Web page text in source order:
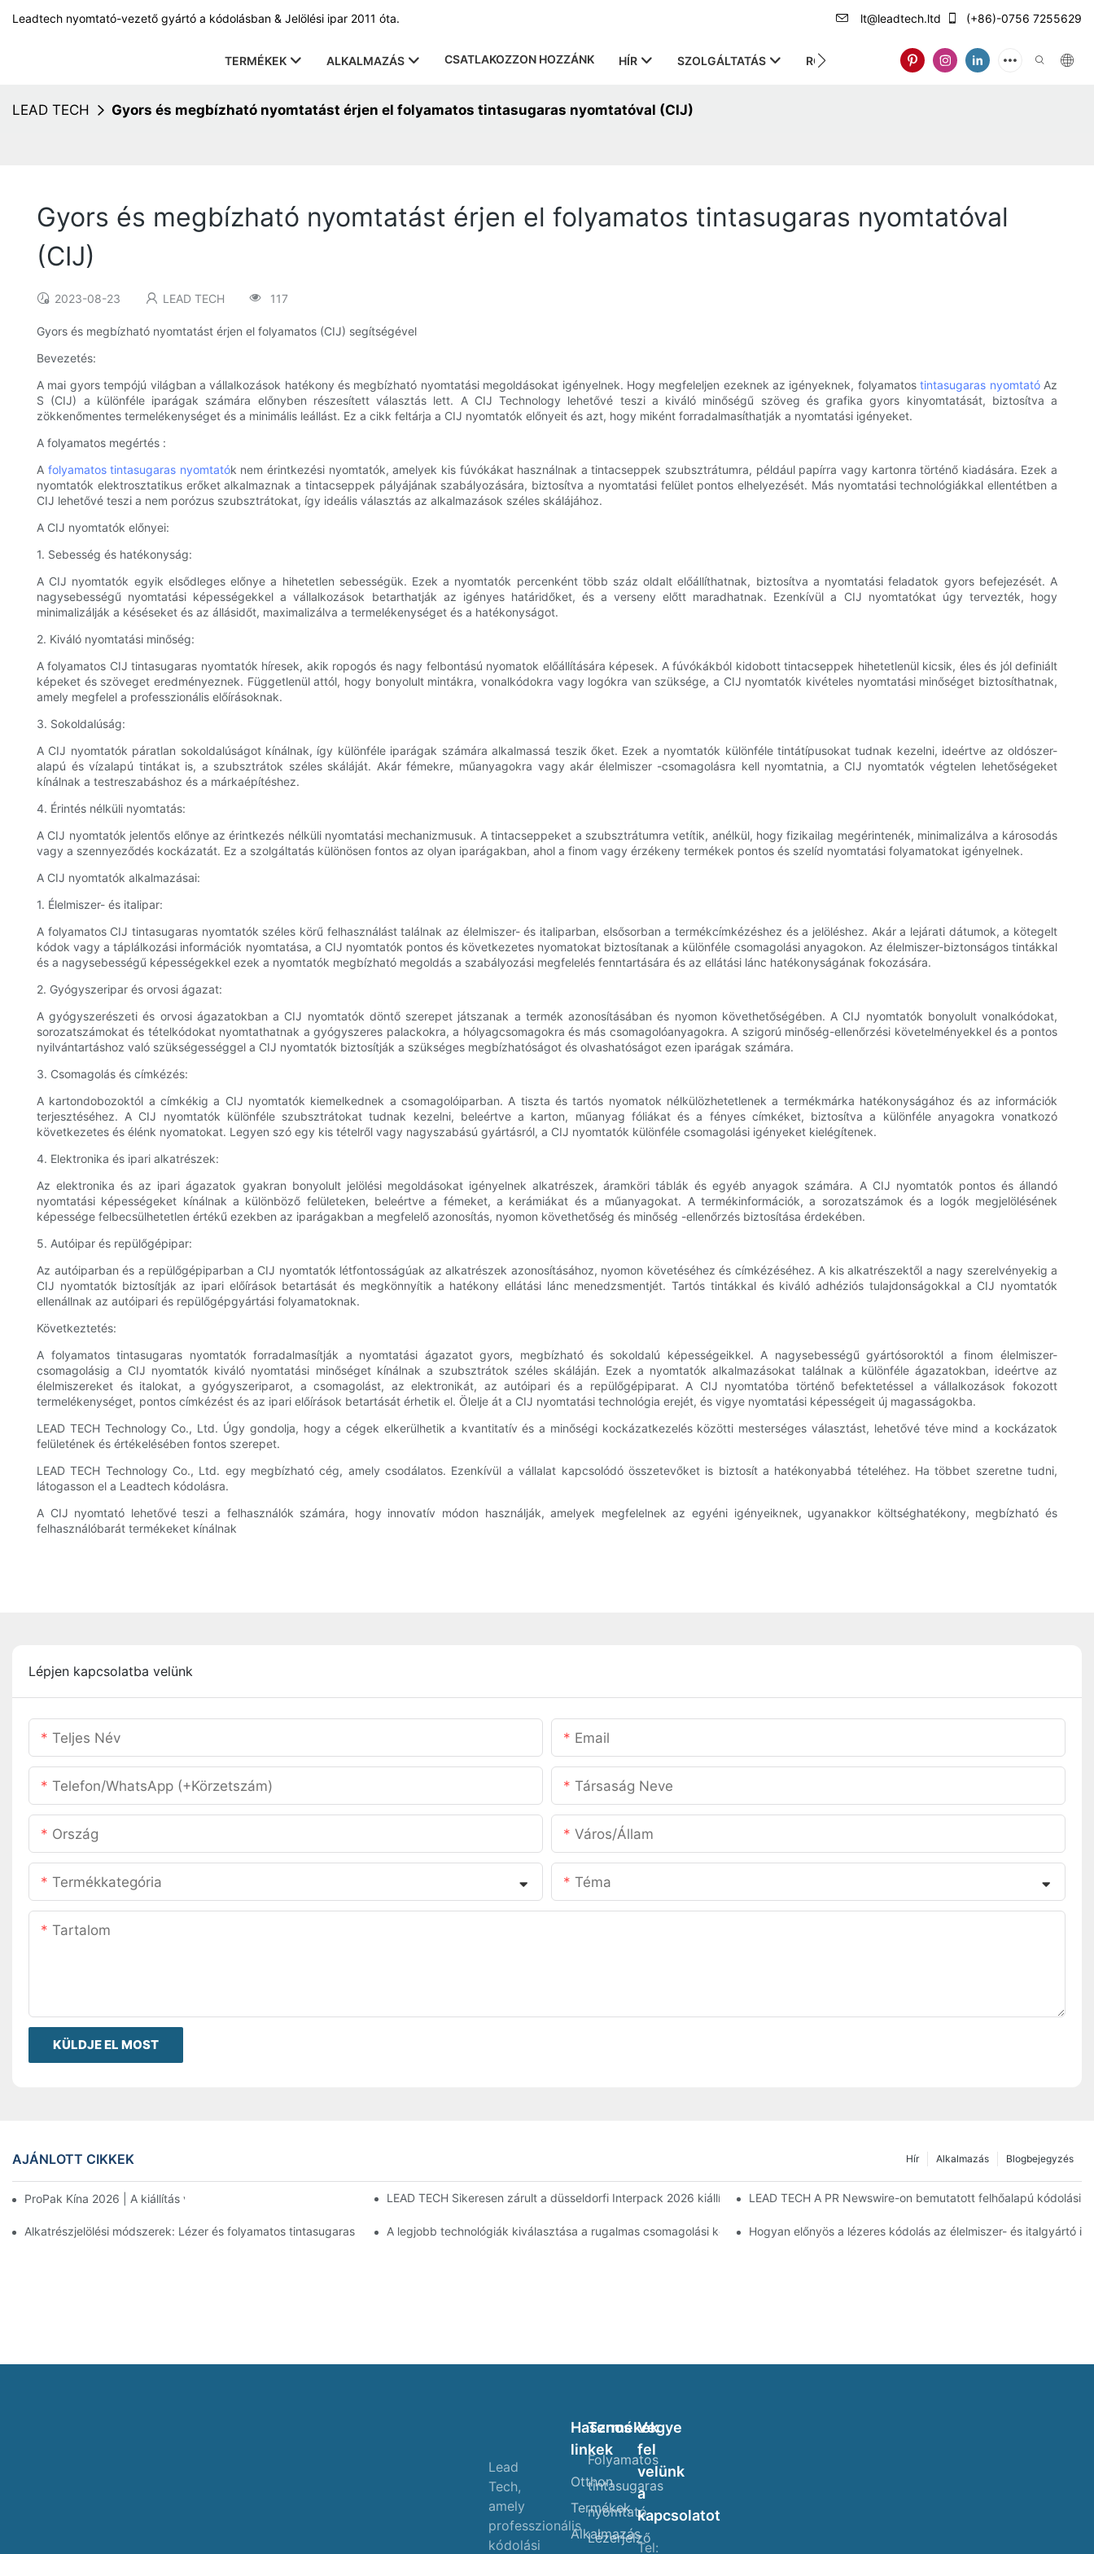
Leadtech nyomtató-vezető gyártó a kódolásban & Jelölési ipar 2011 óta. lt@leadtech.ltd (+86)-0756 7255629
TERMÉKEK ALKALMAZÁS CSATLAKOZZON HOZZÁNK HÍR SZOLGÁLTATÁS RÓLUNK
LEAD TECH Gyors és megbízható nyomtatást érjen el folyamatos tintasugaras nyomtatóval (CIJ)
Gyors és megbízható nyomtatást érjen el folyamatos tintasugaras nyomtatóval
(CIJ)
2023-08-23 LEAD TECH 117
Gyors és megbízható nyomtatást érjen el folyamatos (CIJ) segítségével
Bevezetés:
A mai gyors tempójú világban a vállalkozások hatékony és megbízható nyomtatási megoldásokat igényelnek. Hogy megfeleljen ezeknek az igényeknek, folyamatostintasugaras nyomtató Az
S (CIJ) a különféle iparágak számára előnyben részesített választás lett. A CIJ Technology lehetővé teszi a kiváló minőségű szöveg és grafika gyors kinyomtatását, biztosítva a
zökkenőmentes termelékenységet és a minimális leállást. Ez a cikk feltárja a CIJ nyomtatók előnyeit és azt, hogy miként forradalmasíthatják a nyomtatási igényeket.
A folyamatos megértés :
A folyamatos tintasugaras nyomtatók nem érintkezési nyomtatók, amelyek kis fúvókákat használnak a tintacseppek szubsztrátumra, például papírra vagy kartonra történő kiadására. Ezek a
nyomtatók elektrosztatikus erőket alkalmaznak a tintacseppek pályájának szabályozására, biztosítva a nyomtatási felület pontos elhelyezését. Más nyomtatási technológiákkal ellentétben a
CIJ lehetővé teszi a nem porózus szubsztrátokat, így ideális választás az alkalmazások széles skálájához.
A CIJ nyomtatók előnyei:
1. Sebesség és hatékonyság:
A CIJ nyomtatók egyik elsődleges előnye a hihetetlen sebességük. Ezek a nyomtatók percenként több száz oldalt előállíthatnak, biztosítva a nyomtatási feladatok gyors befejezését. A
nagysebességű nyomtatási képességekkel a vállalkozások betarthatják az igényes határidőket, és a verseny előtt maradhatnak. Ezenkívül a CIJ nyomtatókat úgy tervezték, hogy
minimalizálják a késéseket és az állásidőt, maximalizálva a termelékenységet és a hatékonyságot.
2. Kiváló nyomtatási minőség:
A folyamatos CIJ tintasugaras nyomtatók híresek, akik ropogós és nagy felbontású nyomatok előállítására képesek. A fúvókákból kidobott tintacseppek hihetetlenül kicsik, éles és jól definiált
képeket és szöveget eredményeznek. Függetlenül attól, hogy bonyolult mintákra, vonalkódokra vagy logókra van szüksége, a CIJ nyomtatók kivételes nyomtatási minőséget biztosíthatnak,
amely megfelel a professzionális előírásoknak.
3. Sokoldalúság:
A CIJ nyomtatók páratlan sokoldalúságot kínálnak, így különféle iparágak számára alkalmassá teszik őket. Ezek a nyomtatók különféle tintátípusokat tudnak kezelni, ideértve az oldószer-
alapú és vízalapú tintákat is, a szubsztrátok széles skáláját. Akár fémekre, műanyagokra vagy akár élelmiszer -csomagolásra kell nyomtatnia, a CIJ nyomtatók végtelen lehetőségeket
kínálnak a testreszabáshoz és a márkaépítéshez.
4. Érintés nélküli nyomtatás:
A CIJ nyomtatók jelentős előnye az érintkezés nélküli nyomtatási mechanizmusuk. A tintacseppeket a szubsztrátumra vetítik, anélkül, hogy fizikailag megérintenék, minimalizálva a károsodás
vagy a szennyeződés kockázatát. Ez a szolgáltatás különösen fontos az olyan iparágakban, ahol a finom vagy érzékeny termékek pontos és szelíd nyomtatási folyamatokat igényelnek.
A CIJ nyomtatók alkalmazásai:
1. Élelmiszer- és italipar:
A folyamatos CIJ tintasugaras nyomtatók széles körű felhasználást találnak az élelmiszer- és italiparban, elsősorban a termékcímkézéshez és a jelöléshez. Akár a lejárati dátumok, a kötegelt
kódok vagy a táplálkozási információk nyomtatása, a CIJ nyomtatók pontos és következetes nyomatokat biztosítanak a különféle csomagolási anyagokon. Az élelmiszer-biztonságos tintákkal
és a nagysebességű képességekkel ezek a nyomtatók megbízható megoldás a szabályozási megfelelés fenntartására és az ellátási lánc hatékonyságának fokozására.
2. Gyógyszeripar és orvosi ágazat:
A gyógyszerészeti és orvosi ágazatokban a CIJ nyomtatók döntő szerepet játszanak a termék azonosításában és nyomon követhetőségében. A CIJ nyomtatók bonyolult vonalkódokat,
sorozatszámokat és tételkódokat nyomtathatnak a gyógyszeres palackokra, a hólyagcsomagokra és más csomagolóanyagokra. A szigorú minőség-ellenőrzési követelményekkel és a pontos
nyilvántartáshoz való szükségességgel a CIJ nyomtatók biztosítják a szükséges megbízhatóságot és olvashatóságot ezen iparágak számára.
3. Csomagolás és címkézés:
A kartondobozoktól a címkékig a CIJ nyomtatók kiemelkednek a csomagolóiparban. A tiszta és tartós nyomatok nélkülözhetetlenek a termékmárka hatékonyságához és az információk
terjesztéséhez. A CIJ nyomtatók különféle szubsztrátokat tudnak kezelni, beleértve a karton, műanyag fóliákat és a fényes címkéket, biztosítva a különféle anyagokra vonatkozó
következetes és élénk nyomatokat. Legyen szó egy kis tételről vagy nagyszabású gyártásról, a CIJ nyomtatók különféle csomagolási igényeket kielégítenek.
4. Elektronika és ipari alkatrészek:
Az elektronika és az ipari ágazatok gyakran bonyolult jelölési megoldásokat igényelnek alkatrészek, áramköri táblák és egyéb anyagok számára. A CIJ nyomtatók pontos és állandó
nyomtatási képességeket kínálnak a különböző felületeken, beleértve a fémeket, a kerámiákat és a műanyagokat. A termékinformációk, a sorozatszámok és a logók megjelölésének
képessége felbecsülhetetlen értékű ezekben az iparágakban a megfelelő azonosítás, nyomon követhetőség és minőség -ellenőrzés biztosítása érdekében.
5. Autóipar és repülőgépipar:
Az autóiparban és a repülőgépiparban a CIJ nyomtatók létfontosságúak az alkatrészek azonosításához, nyomon követéséhez és címkézéséhez. A kis alkatrészektől a nagy szerelvényekig a
CIJ nyomtatók biztosítják az ipari előírások betartását és megkönnyítik a hatékony ellátási lánc menedzsmentjét. Tartós tintákkal és kiváló adhéziós tulajdonságokkal a CIJ nyomtatók
ellenállnak az autóipari és repülőgépgyártási folyamatoknak.
Következtetés:
A folyamatos tintasugaras nyomtatók forradalmasítják a nyomtatási ágazatot gyors, megbízható és sokoldalú képességeikkel. A nagysebességű gyártósoroktól a finom élelmiszer-
csomagolásig a CIJ nyomtatók kiváló nyomtatási minőséget kínálnak a szubsztrátok széles skáláján. Ezek a nyomtatók alkalmazásokat találnak a különféle ágazatokban, ideértve az
élelmiszereket és italokat, a gyógyszeriparot, a csomagolást, az elektronikát, az autóipari és a repülőgépiparat. A CIJ nyomtatóba történő befektetéssel a vállalkozások fokozott
termelékenységet, pontos címkézést és az ipari előírások betartását érhetik el. Ölelje át a CIJ nyomtatási technológia erejét, és vigye nyomtatási képességeit új magasságokba.
LEAD TECH Technology Co., Ltd. Úgy gondolja, hogy a cégek elkerülhetik a kvantitatív és a minőségi kockázatkezelés közötti mesterséges választást, lehetővé téve mind a kockázatok
felületének és értékelésében fontos szerepet.
LEAD TECH Technology Co., Ltd. egy megbízható cég, amely csodálatos. Ezenkívül a vállalat kapcsolódó összetevőket is biztosít a hatékonyabbá tételéhez. Ha többet szeretne tudni,
látogasson el a Leadtech kódolásra.
A CIJ nyomtató lehetővé teszi a felhasználók számára, hogy innovatív módon használják, amelyek megfelelnek az egyéni igényeiknek, ugyanakkor költséghatékony, megbízható és
felhasználóbarát termékeket kínálnak
Lépjen kapcsolatba velünk
Teljes Név Email
Telefon/WhatsApp (+körzetszám) Társaság Neve
Ország Város/állam
Termékkategória Téma
Tartalom
KÜLDJE EL MOST
AJÁNLOTT CIKKEK Blogbejegyzés
Alkalmazás
Hír
ProPak Kína 2026 | A kiállítás véget ér, a szolgáltatásunk nem LEAD TECH Sikeresen zárult a düsseldorfi Interpack 2026 kiállítás LEAD TECH A PR Newswire-on bemutatott felhőalapú kódolási
Alkatrészjelölési módszerek: Lézer és folyamatos tintasugaras A legjobb technológiák kiválasztása a rugalmas csomagolási kódoláshoz és jelöléshezHogyan előnyös a lézeres kódolás az élelmiszer- és italgyártó
Lead
Tech,
amely
professzionális
kódolási
Hasznos
linkek
Otthon
Termékek
Alkalmazás
Termékek
Folyamatos
tintasugaras
nyomtató
Lézerjelző
Vegye
fel
velünk
a
kapcsolatot
Tel: